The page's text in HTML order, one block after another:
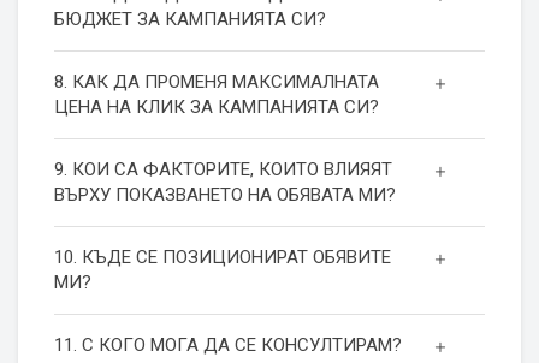
БЮДЖЕТ ЗА КАМПАНИЯТА СИ?
8. КАК ДА ПРОМЕНЯ МАКСИМАЛНАТА
ЦЕНА НА КЛИК ЗА КАМПАНИЯТА СИ?
9. КОИ СА ФАКТОРИТЕ, КОИТО ВЛИЯЯТ
ВЪРХУ ПОКАЗВАНЕТО НА ОБЯВАТА МИ?
10. КЪДЕ СЕ ПОЗИЦИОНИРАТ ОБЯВИТЕ
МИ?
11. С КОГО МОГА ДА СЕ КОНСУЛТИРАМ?